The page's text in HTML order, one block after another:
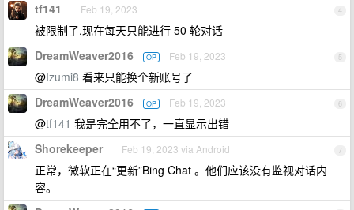
4
tf141 Feb 19, 2023
被限制了,现在每天只能进行 50 轮对话
5
DreamWeaver2016 OP Feb 19, 2023
@Izumi8 看来只能换个新账号了
6
DreamWeaver2016 OP Feb 19, 2023
@tf141 我是完全用不了，一直显示出错
7
Shorekeeper Feb 19, 2023 via Android
正常，微软正在“更新”Bing Chat 。他们应该没有监视对话内
容。